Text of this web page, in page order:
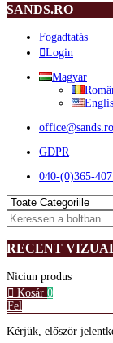
SANDS.RO
Fogadtatás
Login
Magyar
office@sands.ro
GDPR
040-(0)365-
RECENT
Niciun produs
Kosár 0
Fel
Kérjük, először